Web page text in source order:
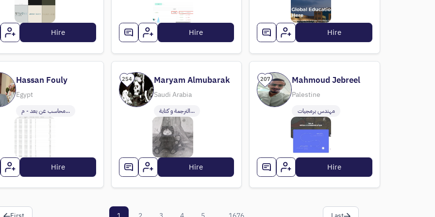
Hire Hire Hire
Hassan Fouly
Egypt
محاسب عن بعد - م...
Hire
254 Maryam Almubarak
Saudi Arabia
الترجمة و كتابة...
Hire
207 Mahmoud Jebreel
Palestine
مهندس برمجيات
Hire